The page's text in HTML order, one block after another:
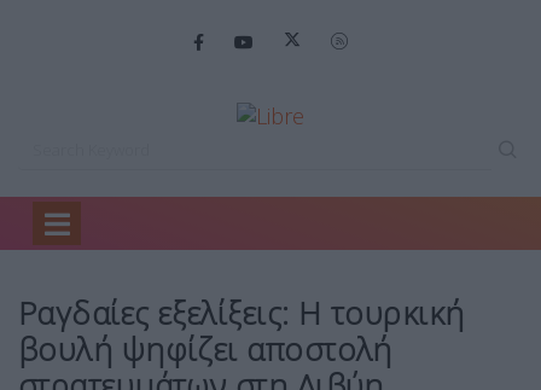
Home
Ραγδαίες εξελίξεις: Η τουρκική
βουλή ψηφίζει αποστολή